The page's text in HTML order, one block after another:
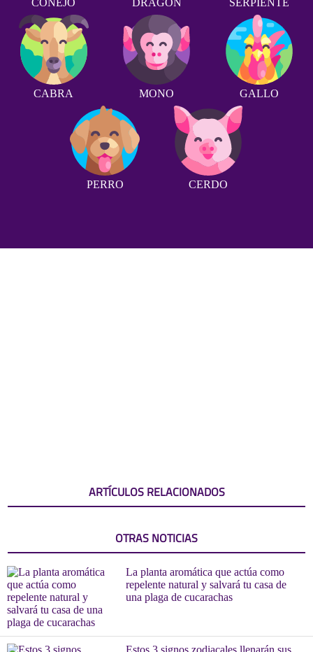
CABRA MONO GALLO
PERRO CERDO
ARTÍCULOS RELACIONADOS
OTRAS NOTICIAS
La planta aromática que actúa como
repelente natural y salvará tu casa de
una plaga de cucarachas
Estos 3 signos zodiacales llenarán sus